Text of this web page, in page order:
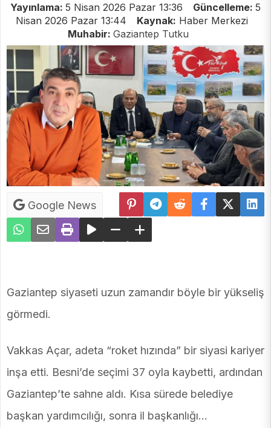
Yayınlama: 5 Nisan 2026 Pazar 13:36 Güncelleme: 5
Nisan 2026 Pazar 13:44
Kaynak: Haber Merkezi
Muhabir: Gaziantep Tutku
Google News
Gaziantep siyaseti uzun zamandır böyle bir yükseliş
görmedi.
Vakkas Açar, adeta “roket hızında” bir siyasi kariyer
inşa etti. Besni’de seçimi 37 oyla kaybetti, ardından
Gaziantep’te sahne aldı. Kısa sürede belediye
başkan yardımcılığı, sonra il başkanlığı…